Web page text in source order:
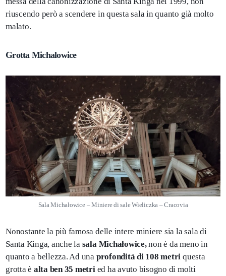
riuscendo però a scendere in questa sala in quanto già molto
malato.
Grotta Michalowice
Sala Michałowice – Miniere di sale Wieliczka – Cracovia
Nonostante la più famosa delle intere miniere sia la sala di
Santa Kinga, anche la sala Michałowice,non è da meno in
quanto a bellezza. Ad una profondità di 108 metri questa
grotta è alta ben 35 metri ed ha avuto bisogno di molti